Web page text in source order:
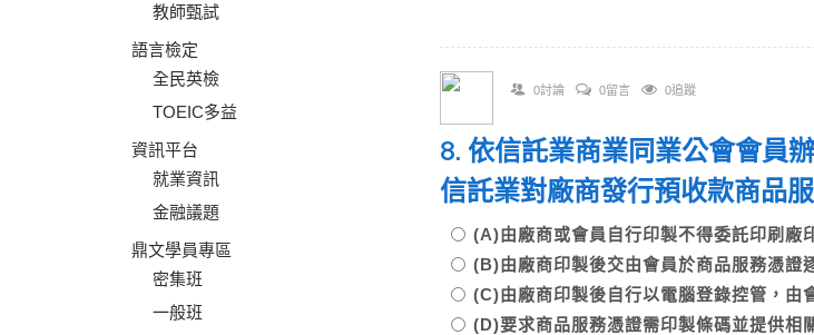
教師甄試
語言檢定
全民英檢
TOEIC多益
資訊平台
就業資訊
金融議題
鼎文學員專區
密集班
一般班
0討論 0留言 0追蹤
8. 依信託業商業同業公會會員
信託業對廠商發行預收款商品
(A)由廠商或會員自行印製不得委託印刷廠
(B)由廠商印製後交由會員於商品服務憑證
(C)由廠商印製後自行以電腦登錄控管，由
(D)要求商品服務憑證需印製條碼並提供相